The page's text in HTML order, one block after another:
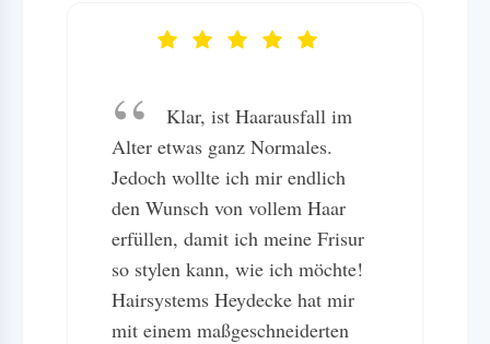
Klar, ist Haarausfall im
Alter etwas ganz Normales.
Jedoch wollte ich mir endlich
den Wunsch von vollem Haar
erfüllen, damit ich meine Frisur
so stylen kann, wie ich möchte!
Hairsystems Heydecke hat mir
mit einem maßgeschneiderten